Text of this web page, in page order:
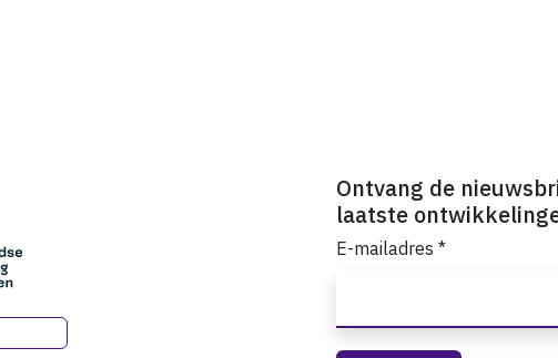
Ontvang de
laatste
E-mailadres *